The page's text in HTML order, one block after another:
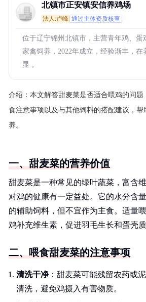
北镇市正安镇安信养鸡场
法人:卢峰 通过主体资质核查
位于辽宁锦州北镇市，主营青年鸡、蛋
家禽饲养，2022年成立，经验渐丰，在
显 。
介绍： 本文解答甜麦菜是否适合喂鸡的问题
食注意事项以及与其他饲料的搭配建议，帮
养。
一、甜麦菜的营养价值
甜麦菜是一种常见的绿叶蔬菜，富含
对鸡的健康有一定益处。它的水分含
的辅助饲料，但不宜作为主食。适量
鸡补充维生素，促进羽毛生长和蛋壳质
二、喂食甜麦菜的注意事项
清洗干净：甜麦菜可能残留农药或
清洗，避免鸡摄入有害物质。